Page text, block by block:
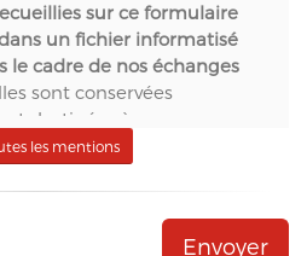
sur ce formulaire
un fichier informatisé
le cadre de nos échanges
sont conservées
destinées à :
signaletique.com)
net.fr) en qualité
les mentions